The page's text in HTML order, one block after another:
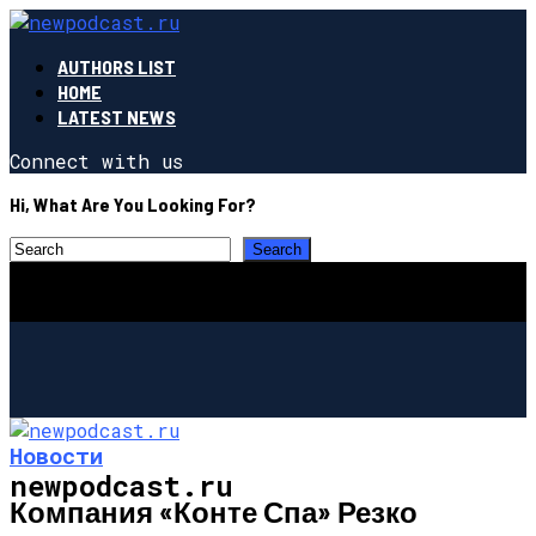
AUTHORS LIST
HOME
LATEST NEWS
Connect with us
Hi, What Are You Looking For?
newpodcast.ru
Новости
Компания «Конте Спа» Резко